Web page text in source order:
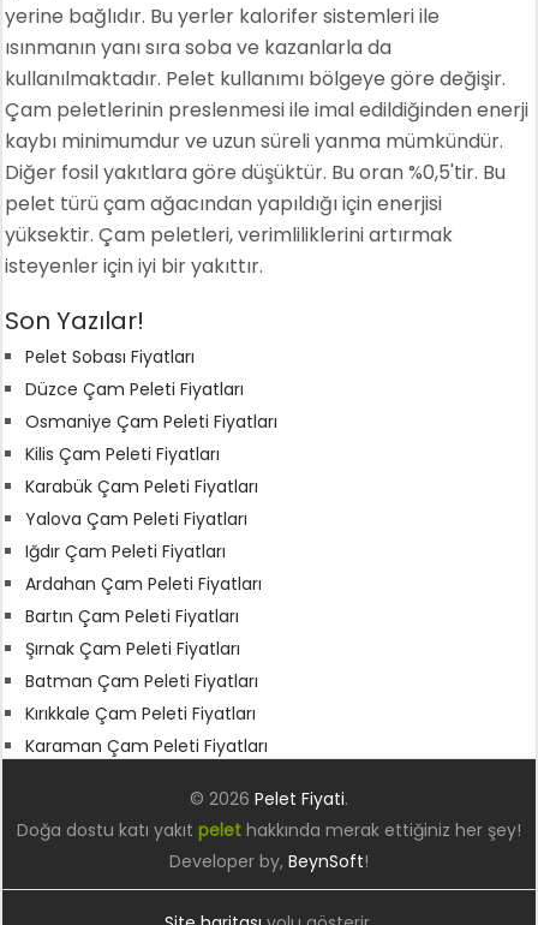
yerine bağlıdır. Bu yerler kalorifer sistemleri ile
ısınmanın yanı sıra soba ve kazanlarla da
kullanılmaktadır. Pelet kullanımı bölgeye göre değişir.
Çam peletlerinin preslenmesi ile imal edildiğinden enerji
kaybı minimumdur ve uzun süreli yanma mümkündür.
Diğer fosil yakıtlara göre düşüktür. Bu oran %0,5'tir. Bu
pelet türü çam ağacından yapıldığı için enerjisi
yüksektir. Çam peletleri, verimliliklerini artırmak
isteyenler için iyi bir yakıttır.
Son Yazılar!
Pelet Sobası Fiyatları
Düzce Çam Peleti Fiyatları
Osmaniye Çam Peleti Fiyatları
Kilis Çam Peleti Fiyatları
Karabük Çam Peleti Fiyatları
Yalova Çam Peleti Fiyatları
Iğdır Çam Peleti Fiyatları
Ardahan Çam Peleti Fiyatları
Bartın Çam Peleti Fiyatları
Şırnak Çam Peleti Fiyatları
Batman Çam Peleti Fiyatları
Kırıkkale Çam Peleti Fiyatları
Karaman Çam Peleti Fiyatları
© 2026 Pelet Fiyati.
Doğa dostu katı yakıt pelethakkında merak ettiğiniz her şey!
Developer by, BeynSoft!